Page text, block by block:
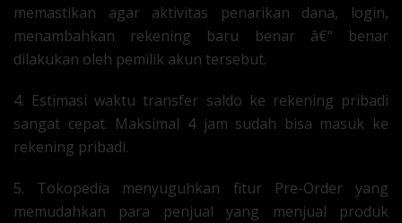
memastikan agar aktivitas penarikan dana, login,
menambahkan rekening baru benar â€“ benar
dilakukan oleh pemilik akun tersebut.
4. Estimasi waktu transfer saldo ke rekening pribadi
sangat cepat. Maksimal 4 jam sudah bisa masuk ke
rekening pribadi.
5. Tokopedia menyuguhkan fitur Pre-Order yang
memudahkan para penjual yang menjual produk